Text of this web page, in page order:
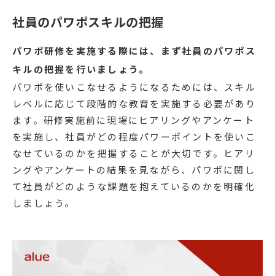
社員のパワポスキルの把握
パワポ研修を実施する際には、まず社員のパワポス
キルの把握を行いましょう。
パワポを使いこなせるようになるためには、スキル
レベルに応じて段階的な教育を実施する必要があり
ます。研修実施前に現場にヒアリングやアンケート
を実施し、社員がどの程度パワーポイントを使いこ
なせているのかを把握することが大切です。ヒアリ
ングやアンケートの結果を見ながら、パワポに関し
て社員がどのような課題を抱えているのかを明確化
しましょう。